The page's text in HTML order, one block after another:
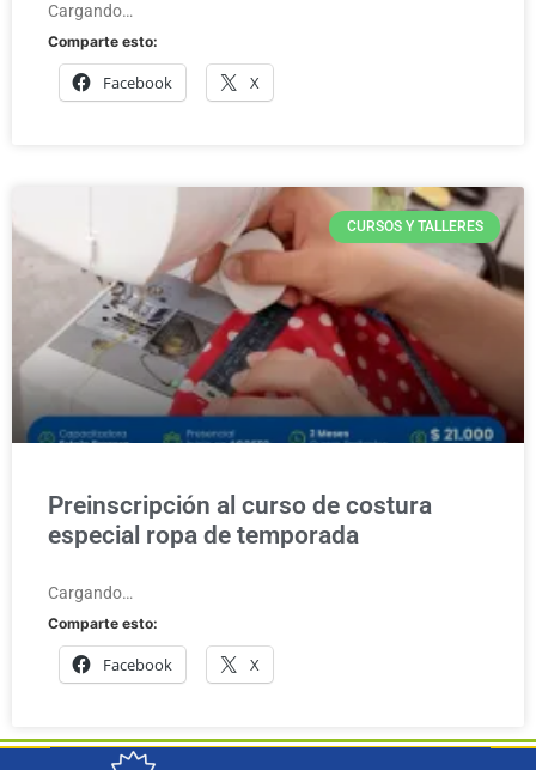
Cargando…
Comparte esto:
Facebook X
CURSOS Y TALLERES
Preinscripción al curso de costura
especial ropa de temporada
Cargando…
Comparte esto:
Facebook X